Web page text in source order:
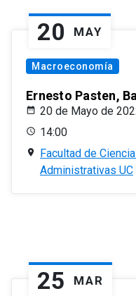
20 MAY
Macroeconomía
Ernesto Pasten,
20 de Mayo de
14:00
Facultad de
Administrativas UC
25 MAR